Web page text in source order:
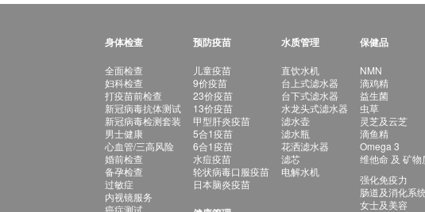
身体检查
全面检查
妇科检查
打疫苗前检查
新冠病毒抗体测试
新冠病毒检测套装
男士健康
心血管/三高风险
婚前检查
备孕检查
过敏症
内视镜服务
癌症测试
预防疫苗
儿童疫苗
9价疫苗
23价疫苗
13价疫苗
甲型肝炎疫苗
5合1疫苗
6合1疫苗
水痘疫苗
轮状病毒口服疫苗
日本脑炎疫苗
水质管理
直饮水机
台上式滤水器
台下式滤水器
水龙头式滤水器
滤水壶
滤水瓶
花洒滤水器
滤芯
电解水机
保健品
NMN
滴鸡精
益生菌
虫草
灵芝及云芝
滴鱼精
Omega 3
维他命 及 矿物
强化免疫力
肠道及消化系
女士及美容